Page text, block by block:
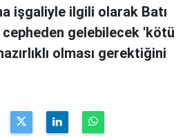
işgaliyle ilgili olarak Batı
gelebilecek 'kötü
olması gerektiğini